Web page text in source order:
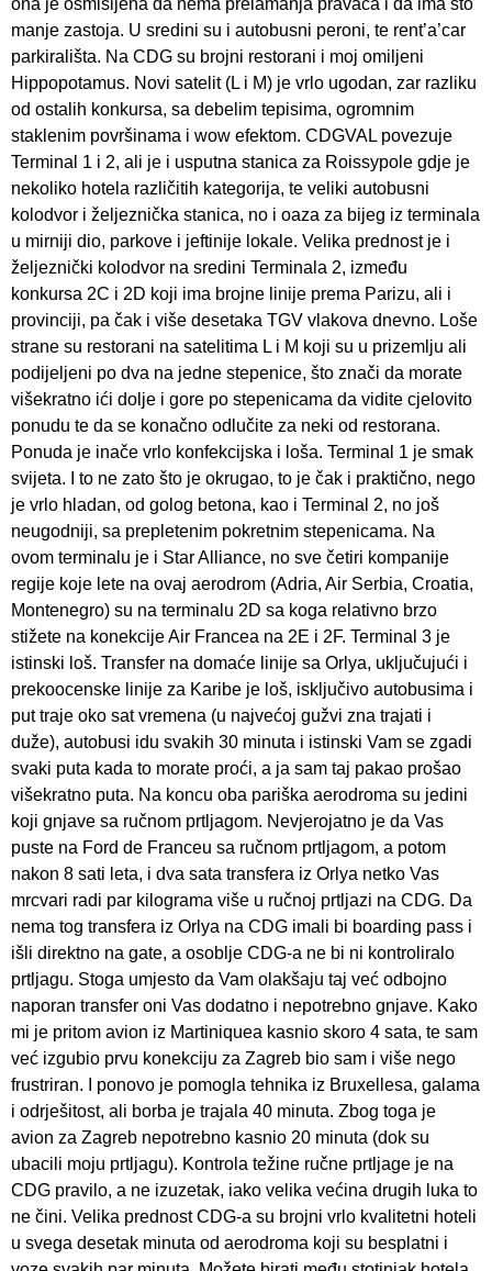
manje zastoja. U sredini su i autobusni peroni, te rent’a’car
parkirališta. Na CDG su brojni restorani i moj omiljeni
Hippopotamus. Novi satelit (L i M) je vrlo ugodan, zar razliku
od ostalih konkursa, sa debelim tepisima, ogromnim
staklenim površinama i wow efektom. CDGVAL povezuje
Terminal 1 i 2, ali je i usputna stanica za Roissypole gdje je
nekoliko hotela različitih kategorija, te veliki autobusni
kolodvor i željeznička stanica, no i oaza za bijeg iz terminala
u mirniji dio, parkove i jeftinije lokale. Velika prednost je i
željeznički kolodvor na sredini Terminala 2, između
konkursa 2C i 2D koji ima brojne linije prema Parizu, ali i
provinciji, pa čak i više desetaka TGV vlakova dnevno. Loše
strane su restorani na satelitima L i M koji su u prizemlju ali
podijeljeni po dva na jedne stepenice, što znači da morate
višekratno ići dolje i gore po stepenicama da vidite cjelovito
ponudu te da se konačno odlučite za neki od restorana.
Ponuda je inače vrlo konfekcijska i loša. Terminal 1 je smak
svijeta. I to ne zato što je okrugao, to je čak i praktično, nego
je vrlo hladan, od golog betona, kao i Terminal 2, no još
neugodniji, sa prepletenim pokretnim stepenicama. Na
ovom terminalu je i Star Alliance, no sve četiri kompanije
regije koje lete na ovaj aerodrom (Adria, Air Serbia, Croatia,
Montenegro) su na terminalu 2D sa koga relativno brzo
stižete na konekcije Air Francea na 2E i 2F. Terminal 3 je
istinski loš. Transfer na domaće linije sa Orlya, uključujući i
prekoocenske linije za Karibe je loš, isključivo autobusima i
put traje oko sat vremena (u najvećoj gužvi zna trajati i
duže), autobusi idu svakih 30 minuta i istinski Vam se zgadi
svaki puta kada to morate proći, a ja sam taj pakao prošao
višekratno puta. Na koncu oba pariška aerodroma su jedini
koji gnjave sa ručnom prtljagom. Nevjerojatno je da Vas
puste na Ford de Franceu sa ručnom prtljagom, a potom
nakon 8 sati leta, i dva sata transfera iz Orlya netko Vas
mrcvari radi par kilograma više u ručnoj prtljazi na CDG. Da
nema tog transfera iz Orlya na CDG imali bi boarding pass i
išli direktno na gate, a osoblje CDG-a ne bi ni kontroliralo
prtljagu. Stoga umjesto da Vam olakšaju taj već odbojno
naporan transfer oni Vas dodatno i nepotrebno gnjave. Kako
mi je pritom avion iz Martiniquea kasnio skoro 4 sata, te sam
već izgubio prvu konekciju za Zagreb bio sam i više nego
frustriran. I ponovo je pomogla tehnika iz Bruxellesa, galama
i odrješitost, ali borba je trajala 40 minuta. Zbog toga je
avion za Zagreb nepotrebno kasnio 20 minuta (dok su
ubacili moju prtljagu). Kontrola težine ručne prtljage je na
CDG pravilo, a ne izuzetak, iako velika većina drugih luka to
ne čini. Velika prednost CDG-a su brojni vrlo kvalitetni hoteli
u svega desetak minuta od aerodroma koji su besplatni i